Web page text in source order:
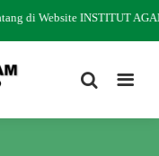
di Website INSTITUT